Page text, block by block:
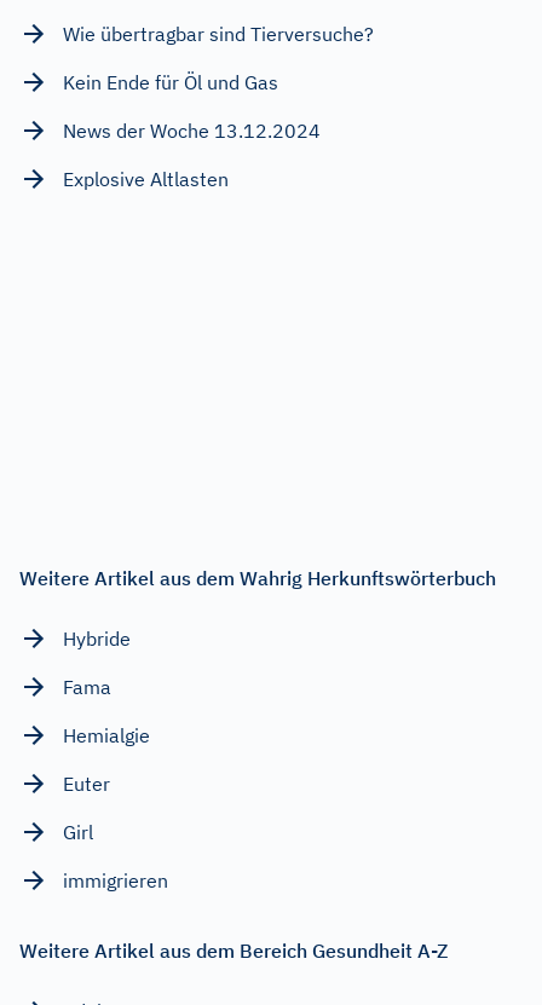
Wie übertragbar sind Tierversuche?
Kein Ende für Öl und Gas
News der Woche 13.12.2024
Explosive Altlasten
Weitere Artikel aus dem Wahrig Herkunftswörterbuch
Hybride
Fama
Hemialgie
Euter
Girl
immigrieren
Weitere Artikel aus dem Bereich Gesundheit A-Z